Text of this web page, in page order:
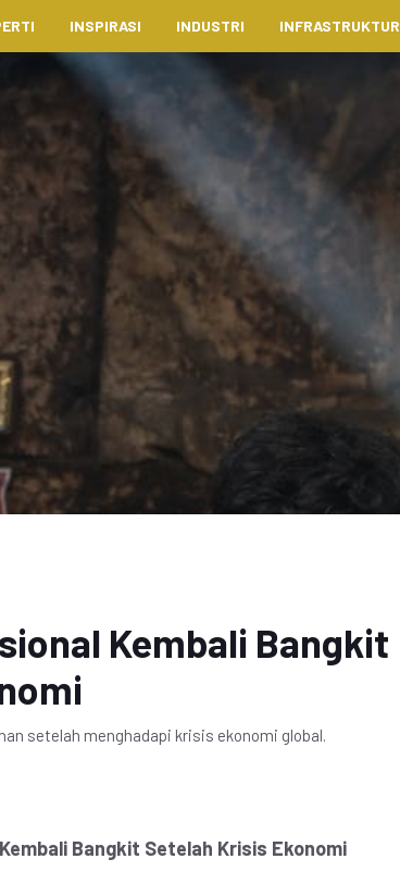
INSPIRASI INDUSTRI INFRASTRUKTUR
Kembali Bangkit
setelah menghadapi krisis ekonomi global.
Bangkit Setelah Krisis Ekonomi